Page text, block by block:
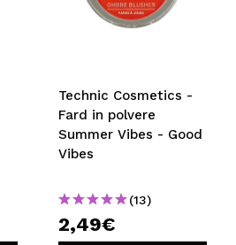
Technic Cosmetics -
Fard in polvere
Summer Vibes - Good
Vibes
(13)
2,49€